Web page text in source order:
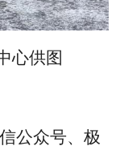
心供图
公众号、极